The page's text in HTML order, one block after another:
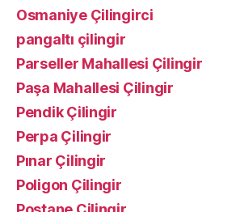
Osmaniye Çilingirci
pangaltı çilingir
Parseller Mahallesi Çilingir
Paşa Mahallesi Çilingir
Pendik Çilingir
Perpa Çilingir
Pınar Çilingir
Poligon Çilingir